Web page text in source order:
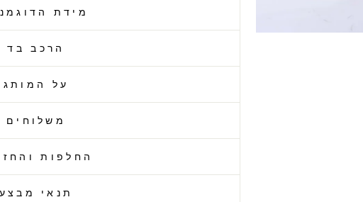
מידת
הרכב בד
על המותג
משלוחים
החלפות
תנאי מבצע